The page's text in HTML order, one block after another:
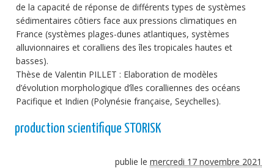
de la capacité de réponse de différents types de systèmes
sédimentaires côtiers face aux pressions climatiques en
France (systèmes plages-dunes atlantiques, systèmes
alluvionnaires et coralliens des îles tropicales hautes et
basses).
Thèse de Valentin PILLET : Elaboration de modèles
d’évolution morphologique d’îles coralliennes des océans
Pacifique et Indien (Polynésie française, Seychelles).
production scientifique STORISK
publie le mercredi 17 novembre 2021